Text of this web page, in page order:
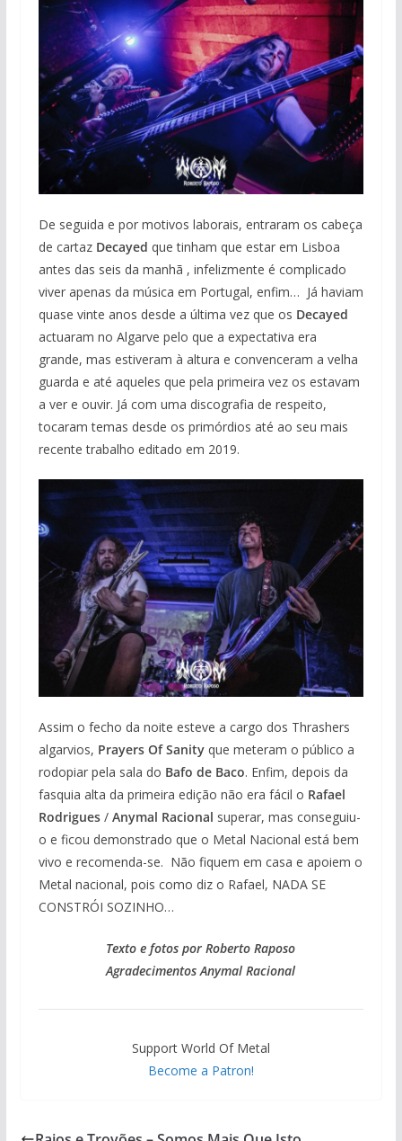
De seguida e por motivos laborais, entraram os cabeça
de cartaz Decayed que tinham que estar em Lisboa
antes das seis da manhã , infelizmente é complicado
viver apenas da música em Portugal, enfim… Já haviam
quase vinte anos desde a última vez que os Decayed
actuaram no Algarve pelo que a expectativa era
grande, mas estiveram à altura e convenceram a velha
guarda e até aqueles que pela primeira vez os estavam
a ver e ouvir. Já com uma discografia de respeito,
tocaram temas desde os primórdios até ao seu mais
recente trabalho editado em 2019.
Assim o fecho da noite esteve a cargo dos Thrashers
algarvios, Prayers Of Sanityque meteram o público a
rodopiar pela sala do Bafo de Baco. Enfim, depois da
fasquia alta da primeira edição não era fácil o Rafael
Rodrigues/ Anymal Racional superar, mas conseguiu-
o e ficou demonstrado que o Metal Nacional está bem
vivo e recomenda-se. Não fiquem em casa e apoiem o
Metal nacional, pois como diz o Rafael, NADA SE
CONSTRÓI SOZINHO…
Texto e fotos por Roberto Raposo
Agradecimentos Anymal Racional
Support World Of Metal
Become a Patron!